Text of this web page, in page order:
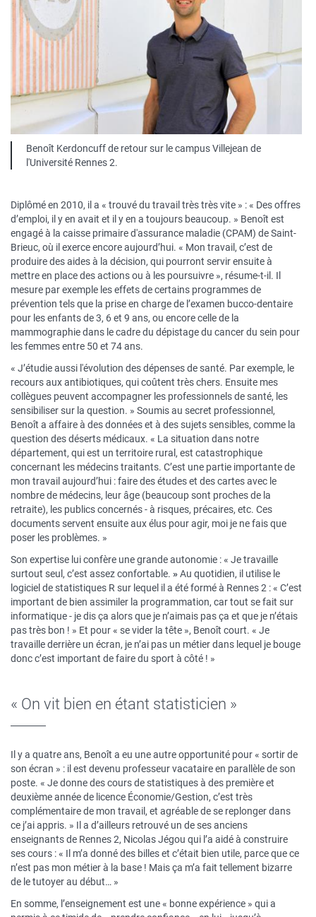
Benoît Kerdoncuffde retour sur le campus Villejean de
l'Université Rennes 2.
Diplômé en 2010, il a « trouvé du travail très très vite » : « Des offres
d’emploi, il y en avait et il y en a toujours beaucoup. » Benoît est
engagé à la caisse primaire d'assurance maladie (CPAM) de Saint-
Brieuc, où il exerce encore aujourd’hui. « Mon travail, c’est de
produire des aides à la décision, qui pourront servir ensuite à
mettre en place des actions ou à les poursuivre », résume-t-il. Il
mesure par exemple les effets de certains programmes de
prévention tels que la prise en charge de l’examen bucco-dentaire
pour les enfants de 3, 6 et 9 ans, ou encore celle de la
mammographie dans le cadre du dépistage du cancer du sein pour
les femmes entre 50 et 74 ans.
« J’étudie aussi l'évolution des dépenses de santé. Par exemple, le
recours aux antibiotiques, qui coûtent très chers. Ensuite mes
collègues peuvent accompagner les professionnels de santé, les
sensibiliser sur la question. » Soumis au secret professionnel,
Benoît a affaire à des données et à des sujets sensibles, comme la
question des déserts médicaux. « La situation dans notre
département, qui est un territoire rural, est catastrophique
concernant les médecins traitants. C’est une partie importante de
mon travail aujourd’hui : faire des études et des cartes avec le
nombre de médecins, leur âge (beaucoup sont proches de la
retraite), les publics concernés - à risques, précaires, etc. Ces
documents servent ensuite aux élus pour agir, moi je ne fais que
poser les problèmes. »
Son expertise lui confère une grande autonomie : « Je travaille
surtout seul, c’est assez confortable. »Au quotidien, il utilise le
logiciel de statistiques R sur lequel il a été formé à Rennes 2 : « C’est
important de bien assimiler la programmation, car tout se fait sur
informatique - je dis ça alors que je n’aimais pas ça et que je n’étais
pas très bon ! » Et pour « se vider la tête », Benoît court. « Je
travaille derrière un écran, je n’ai pas un métier dans lequel je bouge
donc c’est important de faire du sport à côté ! »
« On vit bien en étant statisticien »
Il y a quatre ans, Benoît a eu une autre opportunité pour « sortir de
son écran » : il est devenu professeur vacataire en parallèle de son
poste. « Je donne des cours de statistiques à des première et
deuxième année de licence Économie/Gestion, c’est très
complémentaire de mon travail, et agréable de se replonger dans
ce j’ai appris. » Il a d’ailleurs retrouvé un de ses anciens
enseignants de Rennes 2, Nicolas Jégou qui l’a aidé à construire
ses cours : « Il m’a donné des billes et c’était bien utile, parce que ce
n’est pas mon métier à la base ! Mais ça m’a fait tellement bizarre
de le tutoyer au début… »
En somme, l’enseignement est une « bonne expérience » qui a